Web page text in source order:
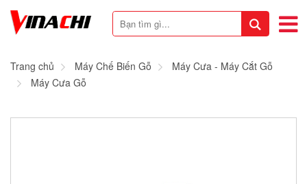
Trang chủ Máy Chế Biến Gỗ
Máy Cưa - Máy Cắt Gỗ
Máy Cưa Gỗ